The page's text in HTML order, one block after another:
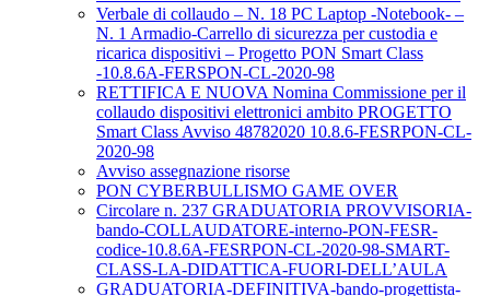
Verbale di collaudo – N. 18 PC Laptop -Notebook- –
N. 1 Armadio-Carrello di sicurezza per custodia e
ricarica dispositivi – Progetto PON Smart Class
-10.8.6A-FERSPON-CL-2020-98
RETTIFICA E NUOVA Nomina Commissione per il
collaudo dispositivi elettronici ambito PROGETTO
Smart Class Avviso 48782020 10.8.6-FESRPON-CL-
2020-98
Avviso assegnazione risorse
PON CYBERBULLISMO GAME OVER
Circolare n. 237 GRADUATORIA PROVVISORIA-
bando-COLLAUDATORE-interno-PON-FESR-
codice-10.8.6A-FESRPON-CL-2020-98-SMART-
CLASS-LA-DIDATTICA-FUORI-DELL’AULA
GRADUATORIA-DEFINITIVA-bando-progettista-